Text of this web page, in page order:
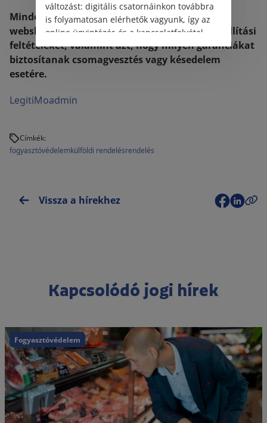
Minden vásárlás előtt érdemes ellenőrizni a
webshop vásárlói értékeléseit, a fizetési és szállítási
feltételeket, valamint azt, hogy milyen garanciákat
biztosítanak csomagvesztés vagy késedelem
esetére.
LegitiMoadmin
Címkék:
fogyasztóvédelemkülföldi rendelésrendelés
Vissza a hírekhez
Kapcsolódó jogi hírek
Fogyasztóvédelem
változást: digitális csatornáinkon továbbra
is folyamatosan elérhetők vagyunk, így az
online ügyintézés és a kapcsolatfelvétel
változatlanul biztosított.